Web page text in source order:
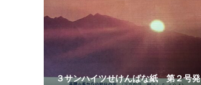
３サンハイツせけんばな紙 第２号発